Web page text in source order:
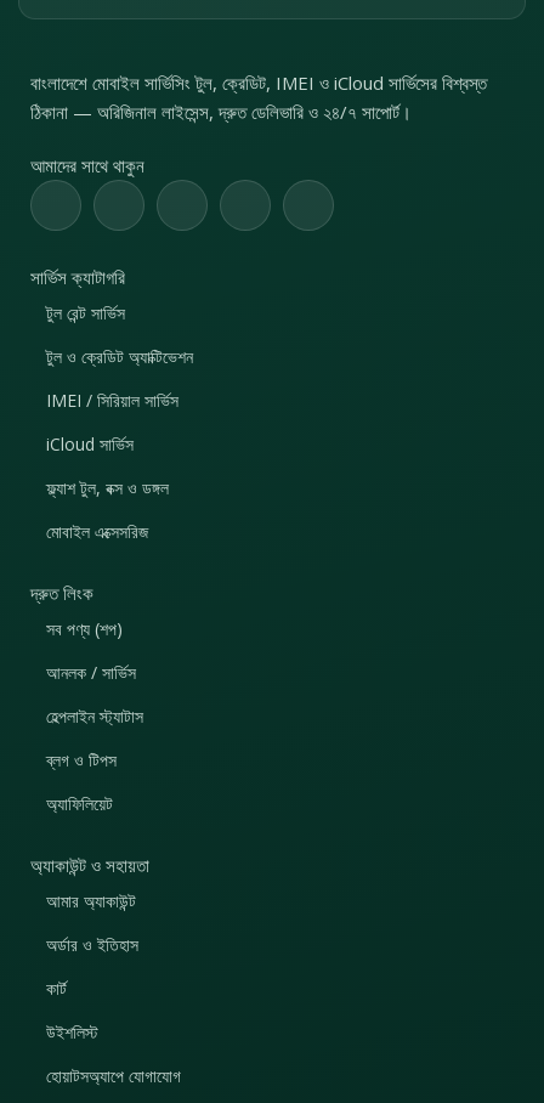
বাংলাদেশে মোবাইল সার্ভিসিং টুল, ক্রেডিট, IMEI ও iCloud সার্ভিসের বিশ্বস্ত
ঠিকানা — অরিজিনাল লাইসেন্স, দ্রুত ডেলিভারি ও ২৪/৭ সাপোর্ট।
আমাদের সাথে থাকুন
সার্ভিস ক্যাটাগরি
টুল রেন্ট সার্ভিস
টুল ও ক্রেডিট অ্যাক্টিভেশন
IMEI / সিরিয়াল সার্ভিস
iCloud সার্ভিস
ফ্ল্যাশ টুল, বক্স ও ডঙ্গল
মোবাইল এক্সেসরিজ
দ্রুত লিংক
সব পণ্য (শপ)
আনলক / সার্ভিস
হেল্পলাইন স্ট্যাটাস
ব্লগ ও টিপস
অ্যাফিলিয়েট
অ্যাকাউন্ট ও সহায়তা
আমার অ্যাকাউন্ট
অর্ডার ও ইতিহাস
কার্ট
উইশলিস্ট
হোয়াটসঅ্যাপে যোগাযোগ